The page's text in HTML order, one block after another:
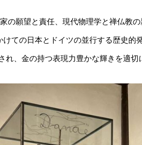
の願望と責任、現代物理学と禅仏教
ての日本とドイツの並行する歴史的
、金の持つ表現力豊かな輝きを適切